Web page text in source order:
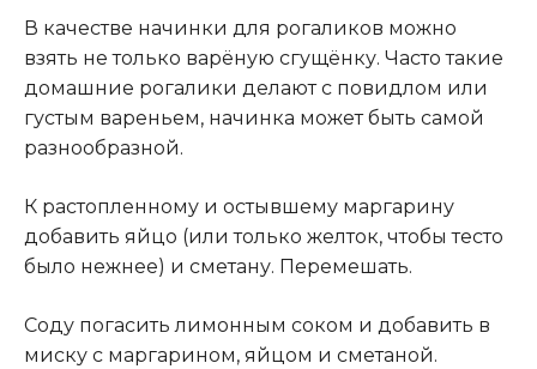
В качестве начинки для рогаликов можно
взять не только варёную сгущёнку. Часто такие
домашние рогалики делают с повидлом или
густым вареньем, начинка может быть самой
разнообразной.
К растопленному и остывшему маргарину
добавить яйцо (или только желток, чтобы тесто
было нежнее) и сметану. Перемешать.
Соду погасить лимонным соком и добавить в
миску с маргарином, яйцом и сметаной.